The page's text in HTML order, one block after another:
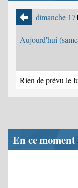
dimanche 17
Aujourd'hui
Rien de prévu le
En ce moment